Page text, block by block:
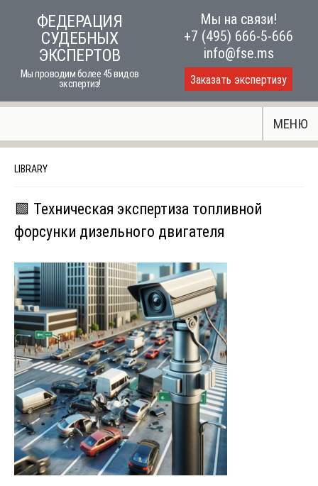
ФЕДЕРАЦИЯ
СУДЕБНЫХ
ЭКСПЕРТОВ
Мы проводим более 45 видов
экспертиз!
Мы на связи!
+7 (495) 666-5-666
info@fse.ms
Заказать экспертизу
МЕНЮ
LIBRARY
🟩 Техническая экспертиза топливной
форсунки дизельного двигателя